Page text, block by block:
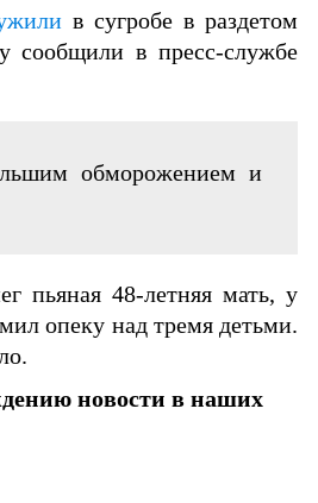
в сугробе в раздетом
в пресс-службе
обморожением и
пьяная 48-летняя мать, у
опеку над тремя детьми.
новости в наших